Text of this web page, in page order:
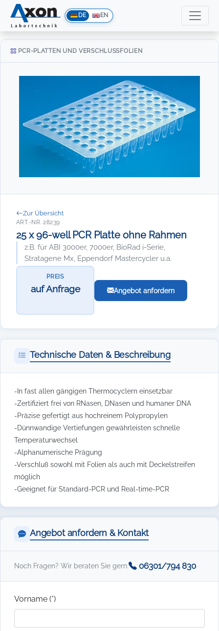
DE EN
PCR-PLATTEN UND VERSCHLUSSFOLIEN
Zur Übersicht
ART.-NR. 28239
25 x 96-well PCR Platte ohne Rahmen
z.B. für ABI 3000er, 7000er, BioRad i-Serie,
Stratagene Mx, Eppendorf Mastercycler u.a.
PREIS
auf Anfrage Angebot anfordern
Technische Daten & Beschreibung
-In fast allen gängigen Thermocyclern einsetzbar
-Zertifiziert frei von RNasen, DNasen und humaner DNA
-Präzise gefertigt aus hochreinem Polypropylen
-Dünnwandige Vertiefungen gewährleisten schnelle
Temperaturwechsel
-Alphanumerische Prägung
-Verschluß sowohl mit Folien als auch mit Deckelstreifen
möglich
-Geeignet für Standard-PCR und Real-time-PCR
Angebot anfordern & Kontakt
Noch Fragen? Wir beraten Sie gern: 06301/794 830
Vorname (*)